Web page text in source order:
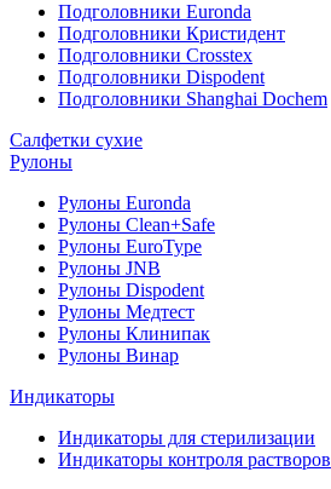
Подголовники Euronda
Подголовники Кристидент
Подголовники Crosstex
Подголовники Dispodent
Подголовники Shanghai Dochem
Салфетки сухие
Рулоны
Рулоны Euronda
Рулоны Clean+Safe
Рулоны EuroType
Рулоны JNB
Рулоны Dispodent
Рулоны Медтест
Рулоны Клинипак
Рулоны Винар
Индикаторы
Индикаторы для стерилизации
Индикаторы контроля растворов